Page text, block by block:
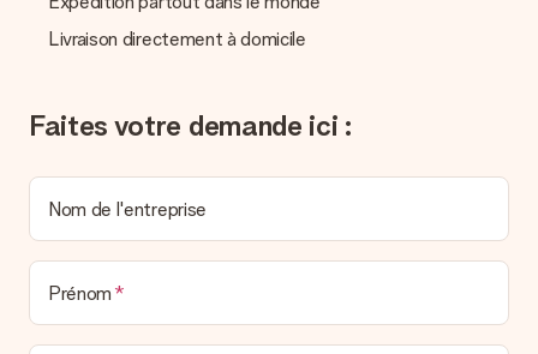
La facture est-elle envoyée avec le cadeau ?
Nous n’envoyons pas de facture avec le cadeau. Nous vous
l’envoyons par e-mail avec la confirmation de commande. Vous
envoyer directement le cadeau à l’heureux destinataire, pour
Livraison directement à domicile
Faites votre demande ici :
Nom de l'entreprise
Prénom